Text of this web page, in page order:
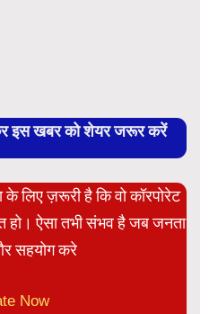
इस खबर को शेयर जरूर करें
लिए ज़रूरी है कि वो कॉरपोरेट
ऐसा तभी संभव है जब जनता
सहयोग करे
Now